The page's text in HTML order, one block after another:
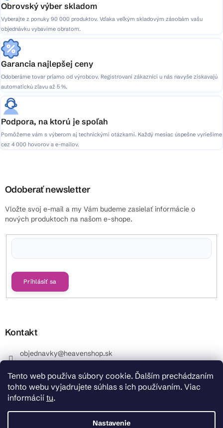
Tento web používa súbory cookie. Ďalším prechádzaním
tohto webu vyjadrujete súhlas s ich používaním. Viac
informácií tu.
Nastavenie
Obrovský výber skladom
Vyberajte z ponuky 90 000 produktov. Vďaka veľkým skladovým zásobám vašu
objednávku vybavíme obratom.
Garancia najlepšej ceny
Odoberáme tovar priamo od výrobcov. Registrovaní zákazníci u nás navyše získavajú
automatickú zľavu až 5 %.
Podpora, na ktorú je spoľah
Pomôžeme vám s výberom aj technickými otázkami. Každý mesiac úspešne vyriešime
cez 4 000 hovorov a e-mailov.
Odoberať newsletter
Vložte svoj e-mail a my Vám budeme zasielať informácie o
nových produktoch na našom e-shope.
Prihlásiť sa
Kontakt
objednavky@heavenshop.sk
_Info objednávky : +421 914 399 399 Pracovné dni od
8.00 hod. do 12.00 . REKLAMÁCIE : +421 914 399 399
HeavenShop.sk
HeavenShop.sk